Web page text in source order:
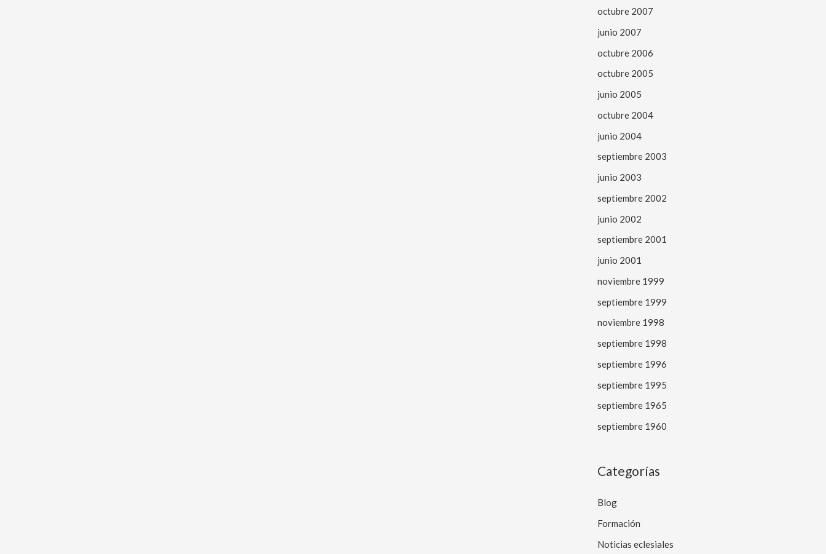
octubre 2007
junio 2007
octubre 2006
octubre 2005
junio 2005
octubre 2004
junio 2004
septiembre 2003
junio 2003
septiembre 2002
junio 2002
septiembre 2001
junio 2001
noviembre 1999
septiembre 1999
noviembre 1998
septiembre 1998
septiembre 1996
septiembre 1995
septiembre 1965
septiembre 1960
Categorías
Blog
Formación
Noticias eclesiales